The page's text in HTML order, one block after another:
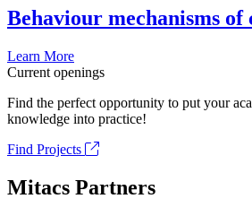
Behaviour mechanisms of
Learn More
Current openings
Find the perfect opportunity to put your
knowledge into practice!
Find Projects
Mitacs Partners